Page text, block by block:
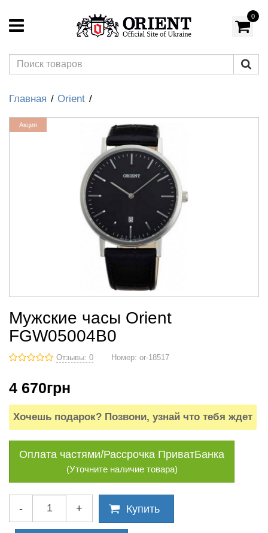
0
Главная Orient
Акция
Мужские часы Orient
FGW05004B0
Отзывы: 0 Номер: or-18517
4 670грн
Хочешь подарок? Позвони, узнай что тебя ждет
Оплата частями/Рассрочка ПриватБанка
(Уточните наличие товара)
- + Купить